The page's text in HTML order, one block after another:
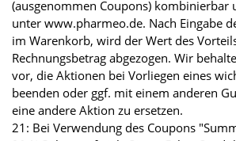
(ausgenommen Coupons) kombinierbar
unter www.pharmeo.de. Nach Eingabe
im Warenkorb, wird der Wert des
Rechnungsbetrag abgezogen. Wir
vor, die Aktionen bei Vorliegen eines
beenden oder ggf. mit einem anderen
eine andere Aktion zu ersetzen.
21: Bei Verwendung des Coupons